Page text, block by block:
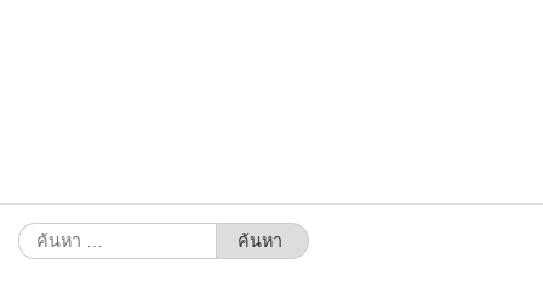
ค้นหา
สำหรับ: